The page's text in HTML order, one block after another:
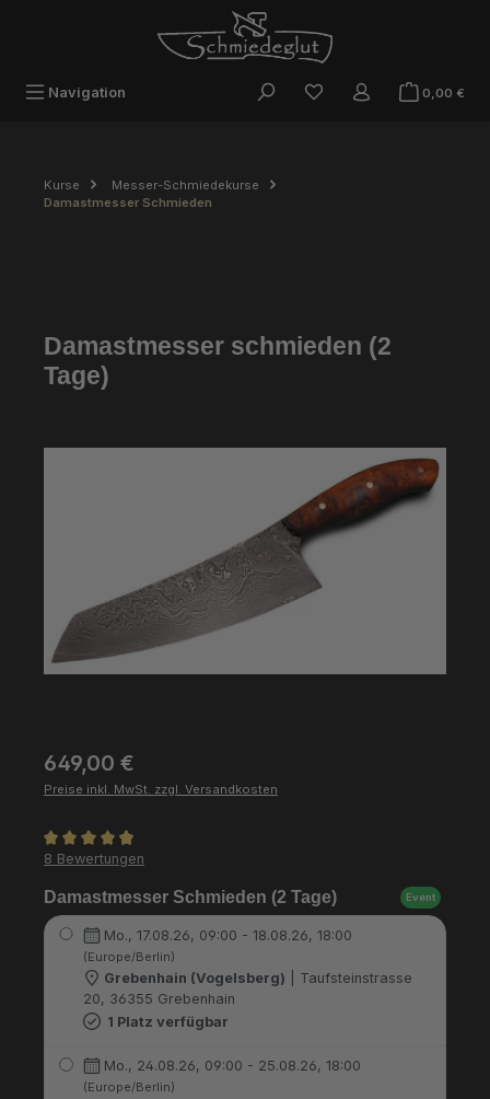
Navigation 0,00 €
Kurse
Messer-Schmiedekurse
Damastmesser Schmieden
Damastmesser schmieden (2
Tage)
Bildergalerie überspringen
Regulärer Preis:
649,00 €
Preise inkl. MwSt. zzgl. Versandkosten
Durchschnittliche Bewertung von 4.88 von 5 Sternen
8 Bewertungen
Damastmesser Schmieden (2 Tage) Event
Mo., 17.08.26, 09:00 - 18.08.26, 18:00
(Europe/Berlin)
Grebenhain (Vogelsberg) | Taufsteinstrasse
20, 36355 Grebenhain
1 Platz verfügbar
Mo., 24.08.26, 09:00 - 25.08.26, 18:00
(Europe/Berlin)